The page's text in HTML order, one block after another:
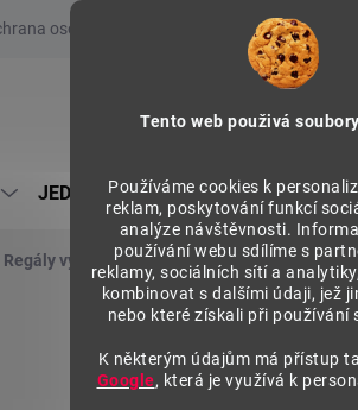
Tento web použivá
Používáme cookies k
reklam, poskytování funkcí
analýze návštěvnosti.
používání webu sdílíme s
reklamy, sociálních sítí a
kombinovat s dalšími údaji, jež
nebo které získali při používání
K některým údajům má přístup
Google, která je využívá k
osobních údajů Prohlášení o
JEDNOSTRANNÉ REGÁLY
Regály výška 1840 mm, základní moduly